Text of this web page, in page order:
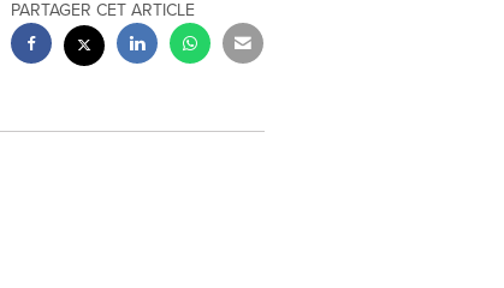
PARTAGER CET ARTICLE